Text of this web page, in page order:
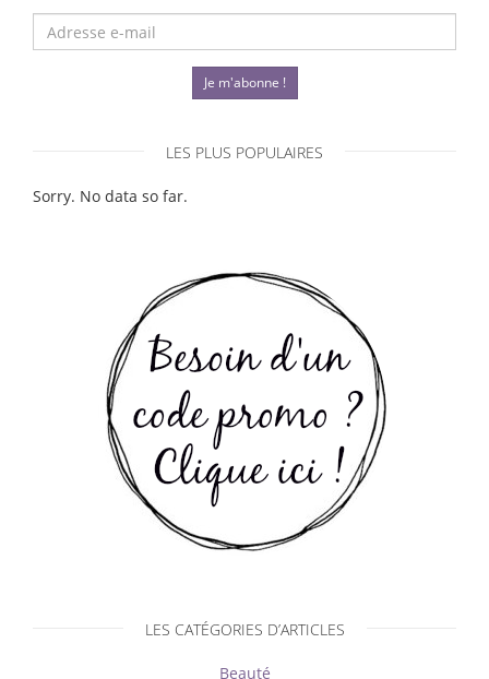
Je m'abonne !
LES PLUS POPULAIRES
Sorry. No data so far.
LES CATÉGORIES D’ARTICLES
Beauté